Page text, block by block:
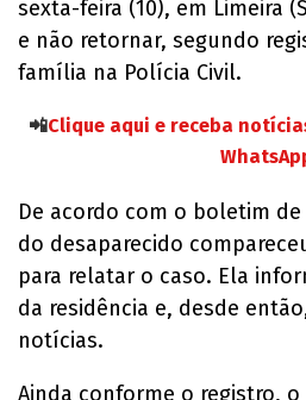
sexta-feira (10), em Limeira
e não retornar, segundo
família na Polícia Civil.
📲Clique aqui e receba
De acordo com o boletim
do desaparecido
para relatar o caso. Ela
da residência e, desde
notícias.
Ainda conforme o registro,